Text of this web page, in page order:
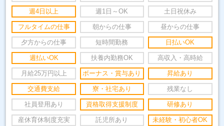
週4日以上 週1日～OK 土日祝休み
フルタイムの仕事 朝からの仕事 昼からの仕事
夕方からの仕事 短時間勤務 日払いOK
週払いOK 扶養内勤務OK 高収入・高時給
月給25万円以上 ボーナス・賞与あり 昇給あり
交通費支給 寮・社宅あり 残業なし
社員登用あり 資格取得支援制度 研修あり
産休育休制度充実 託児所あり 未経験・初心者OK